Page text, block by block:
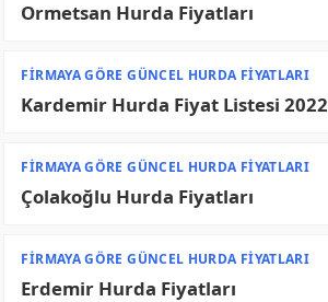
Ormetsan Hurda Fiyatları
FIRMAYA GÖRE GÜNCEL HURDA FIYATLARI
Kardemir Hurda Fiyat Listesi 2022
FIRMAYA GÖRE GÜNCEL HURDA FIYATLARI
Çolakoğlu Hurda Fiyatları
FIRMAYA GÖRE GÜNCEL HURDA FIYATLARI
Erdemir Hurda Fiyatları